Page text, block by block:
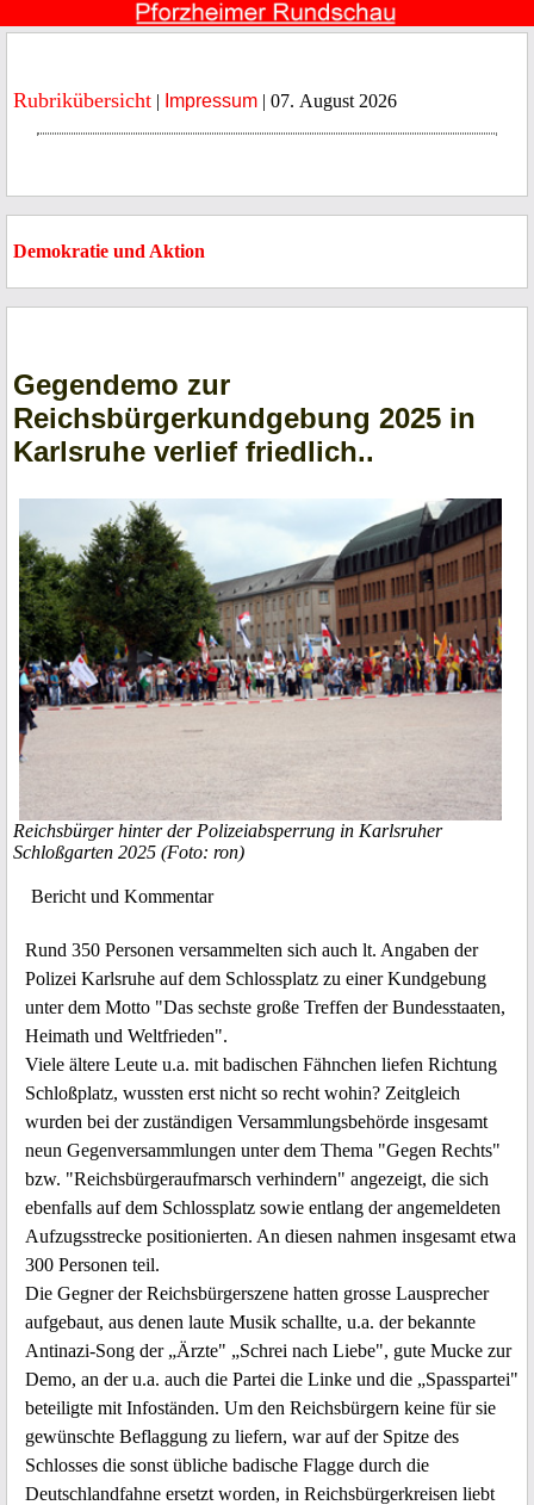
Rubrikübersicht | Impressum | 07. August 2026
Demokratie und Aktion
Gegendemo zur
Reichsbürgerkundgebung 2025 in
Karlsruhe verlief friedlich..
Reichsbürger hinter der Polizeiabsperrung in Karlsruher
Schloßgarten 2025 (Foto: ron)
Bericht und Kommentar
Rund 350 Personen versammelten sich auch lt. Angaben der
Polizei Karlsruhe auf dem Schlossplatz zu einer Kundgebung
unter dem Motto "Das sechste große Treffen der Bundesstaaten,
Heimath und Weltfrieden".
Viele ältere Leute u.a. mit badischen Fähnchen liefen Richtung
Schloßplatz, wussten erst nicht so recht wohin? Zeitgleich
wurden bei der zuständigen Versammlungsbehörde insgesamt
neun Gegenversammlungen unter dem Thema "Gegen Rechts"
bzw. "Reichsbürgeraufmarsch verhindern" angezeigt, die sich
ebenfalls auf dem Schlossplatz sowie entlang der angemeldeten
Aufzugsstrecke positionierten. An diesen nahmen insgesamt etwa
300 Personen teil.
Die Gegner der Reichsbürgerszene hatten grosse Lausprecher
aufgebaut, aus denen laute Musik schallte, u.a. der bekannte
Antinazi-Song der „Ärzte" „Schrei nach Liebe", gute Mucke zur
Demo, an der u.a. auch die Partei die Linke und die „Spasspartei"
beteiligte mit Infoständen. Um den Reichsbürgern keine für sie
gewünschte Beflaggung zu liefern, war auf der Spitze des
Schlosses die sonst übliche badische Flagge durch die
Deutschlandfahne ersetzt worden, in Reichsbürgerkreisen liebt